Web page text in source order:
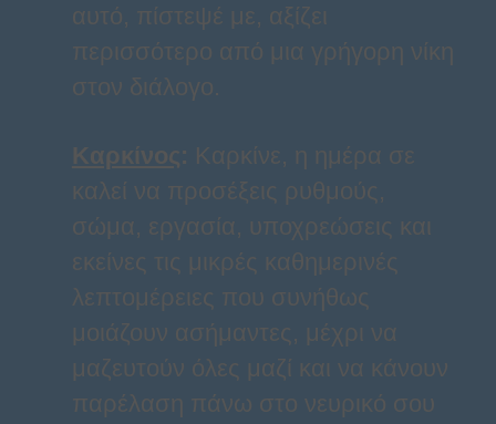
αυτό, πίστεψέ με, αξίζει
περισσότερο από μια γρήγορη νίκη
στον διάλογο.
Καρκίνος: Καρκίνε, η ημέρα σε
καλεί να προσέξεις ρυθμούς,
σώμα, εργασία, υποχρεώσεις και
εκείνες τις μικρές καθημερινές
λεπτομέρειες που συνήθως
μοιάζουν ασήμαντες, μέχρι να
μαζευτούν όλες μαζί και να κάνουν
παρέλαση πάνω στο νευρικό σου